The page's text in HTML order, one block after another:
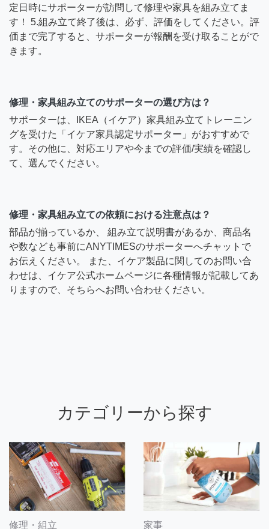
定日時にサポーターが訪問して修理や家具を組み立てま
す！ 5.組み立て終了後は、必ず、評価をしてください。評
価まで完了すると、サポーターが報酬を受け取ることがで
きます。
修理・家具組み立てのサポーターの選び方は？
サポーターは、IKEA（イケア）家具組み立てトレーニン
グを受けた「イケア家具認定サポーター」がおすすめで
す。その他に、対応エリアや今までの評価/実績を確認し
て、選んでください。
修理・家具組み立ての依頼における注意点は？
部品が揃っているか、 組み立て説明書があるか、商品名
や数なども事前にANYTIMESのサポーターへチャットで
お伝えください。 また、イケア製品に関してのお問い合
わせは、イケア公式ホームページに各種情報が記載してあ
りますので、そちらへお問い合わせください。
カテゴリーから探す
修理・組立 家事